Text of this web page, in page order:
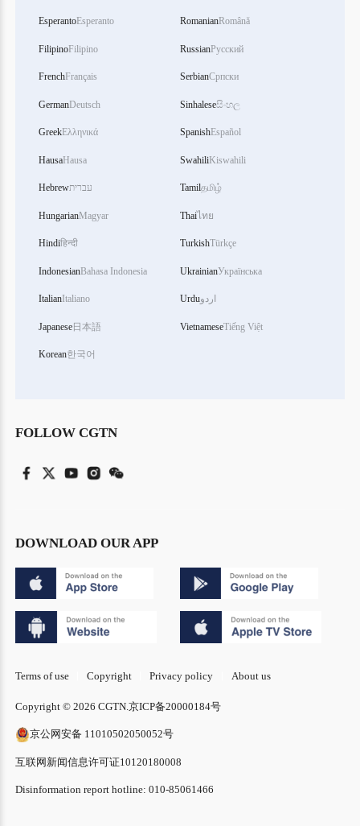
EsperantoEsperanto
FilipinoFilipino
FrenchFrançais
GermanDeutsch
GreekΕλληνικά
HausaHausa
Hebrewעברית
HungarianMagyar
Hindiहिन्दी
IndonesianBahasa Indonesia
ItalianItaliano
Japanese日本語
Korean한국어
RomanianRomână
RussianРусский
SerbianСрпски
Sinhaleseසිංහල
SpanishEspañol
SwahiliKiswahili
Tamilதமிழ்
Thaiไทย
TurkishTürkçe
UkrainianУкраїнська
Urduاردو
VietnameseTiếng Việt
FOLLOW CGTN
DOWNLOAD OUR APP
Terms of use Copyright Privacy policy About us
Copyright © 2026 CGTN. 京ICP备20000184号
京公网安备 11010502050052号
互联网新闻信息许可证10120180008
Disinformation report hotline: 010-85061466